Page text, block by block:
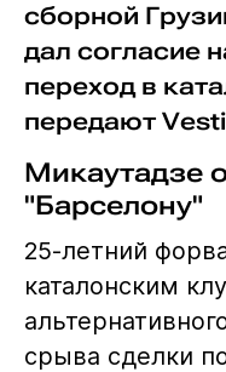
сборной
дал согласие
переход в
передают
Микаутадзе
"Барселону"
25-летний
каталонским
срыва сделки